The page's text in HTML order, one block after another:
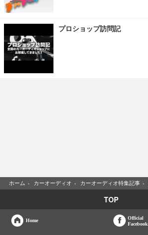
プロショップ訪問記
ホーム › カーオーディオ › カーオーディオ特集記事 ›
TOP
Home
Official
Facebook